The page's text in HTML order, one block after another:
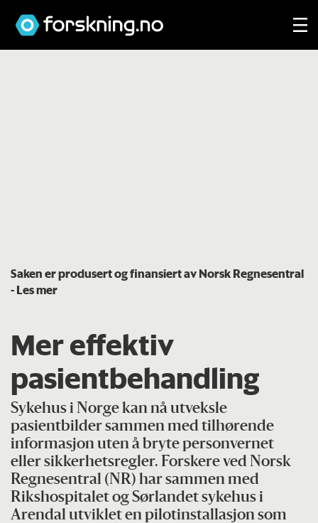
Saken er produsert og finansiert av Norsk Regnesentral
- Les mer
Mer effektiv
pasientbehandling
Sykehus i Norge kan nå utveksle
pasientbilder sammen med tilhørende
informasjon uten å bryte personvernet
eller sikkerhetsregler. Forskere ved Norsk
Regnesentral (NR) har sammen med
Rikshospitalet og Sørlandet sykehus i
Arendal utviklet en pilotinstallasjon som